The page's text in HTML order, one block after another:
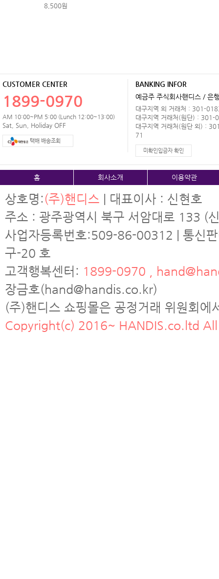
8,500원
CUSTOMER CENTER
1899-0970
AM 10:00~PM 5:00 (Lunch 12:00~13:00)
Sat, Sun, Holiday OFF
택배 배송조회
BANKING INFOR
예금주 주식회사핸디스 / 은
대구지역 외 거래처 : 301-
대구지역 거래처(원단) :
대구지역 거래처(원단 외) :
71
미확인입금자 확인
홈 회사소개 이용약관
상호명:(주)핸디스 | 대표이사 : 신현호
주소 : 광주광역시 북구 서암대로 133 (
사업자등록번호:509-86-00312 | 통신
구-20 호
고객행복센터: 1899-0970 ,
장금호(hand@handis.co.kr)
(주)핸디스 쇼핑몰은 공정거래 위원회
Copyright(c) 2016~ HANDIS.co.ltd